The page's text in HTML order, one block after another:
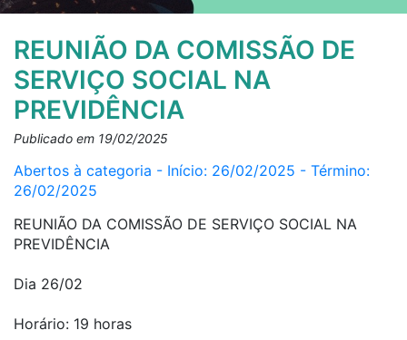
REUNIÃO DA COMISSÃO DE
SERVIÇO SOCIAL NA
PREVIDÊNCIA
Publicado em 19/02/2025
Abertos à categoria - Início: 26/02/2025 - Término:
26/02/2025
REUNIÃO DA COMISSÃO DE SERVIÇO SOCIAL NA
PREVIDÊNCIA
Dia 26/02
Horário: 19 horas